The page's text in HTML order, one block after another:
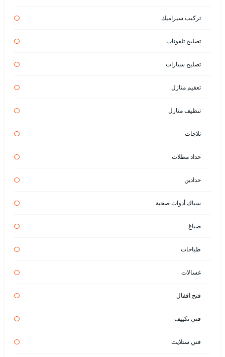
تركيب سيراميك
تصليح تلفونات
تصليح سيارات
تعقيم منازل
تنظيف منازل
ثلاجات
حداد مظلات
حدادين
سباك أدوات صحية
صباغ
طباخات
غسالات
فتح اقفال
فني تكييف
فني ستلايت